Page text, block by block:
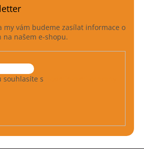
v
ý
p
i
s
u
my vám budeme zasílat informace o
na našem e-shopu.
souhlasíte s